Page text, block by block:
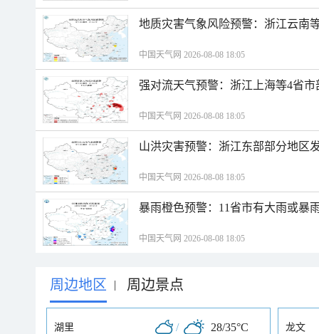
地质灾害气象风险预警：浙江云南
中国天气网 2026-08-08 18:05
强对流天气预警：浙江上海等4省
中国天气网 2026-08-08 18:05
山洪灾害预警：浙江东部部分地区
中国天气网 2026-08-08 18:05
暴雨橙色预警：11省市有大雨或暴
中国天气网 2026-08-08 18:05
周边地区 | 周边景点
湖里 / 28/35°C 龙文